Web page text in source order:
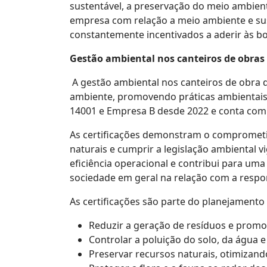
sustentável, a preservação do meio
empresa com relação a meio ambiente e
constantemente incentivados a aderir às
Gestão ambiental nos canteiros de
A gestão ambiental nos canteiros de
ambiente, promovendo práticas
14001 e Empresa B desde 2022 e conta
As certificações demonstram o
naturais e cumprir a legislação ambiental
eficiência operacional e contribui para
sociedade em geral na relação com a
As certificações são parte do
Reduzir a geração de resíduos e
Controlar a poluição do solo, da água
Preservar recursos naturais,